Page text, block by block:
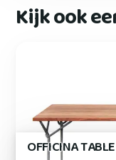
Kijk ook
OFFICINA TABLE